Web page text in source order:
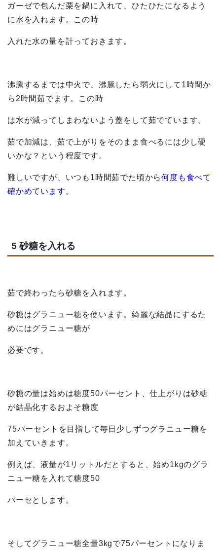
ガーゼで包んだ栗を鍋に入れて、ひたひたになるよう
に水を入れます。この時
入れた水の量を計っておきます。
沸騰するまでは中火で、沸騰したら弱火にして1時間か
ら2時間茹でます。この時
は水が減ってしまわないよう蓋をして茹でています。
茹で加減は、茹で上がりをそのまま食べるには少し硬
いかな？という程度です。
難しいですが、いつも1時間茹でた頃から何度も食べて
確かめています 。
5 砂糖を入れる
茹で終わったら砂糖を入れます。
砂糖はグラニュー糖を使います。綺麗な結晶にするた
めにはグラニュー糖が
必要です。
砂糖の量は始めは糖度50パーセント、仕上がりは砂糖
が結晶化するおよそ糖度
75パーセントを目指して毎日少しずつグラニュー糖を
加えていきます。
例えば、液量が1リットルだとすると、始め1kgのグラ
ニュー糖を入れて糖度50
パーセとします。
そしてグラニュー糖全量3kgで75パーセントになりま